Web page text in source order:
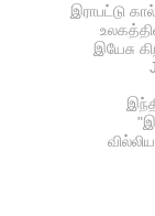
இராபட்டு
இயேசு